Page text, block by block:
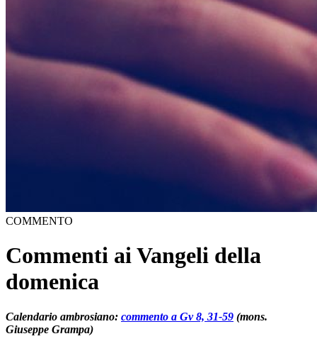
COMMENTO
Commenti ai Vangeli della
domenica
Calendario ambrosiano: commento a Gv 8, 31-59 (mons.
Giuseppe Grampa)